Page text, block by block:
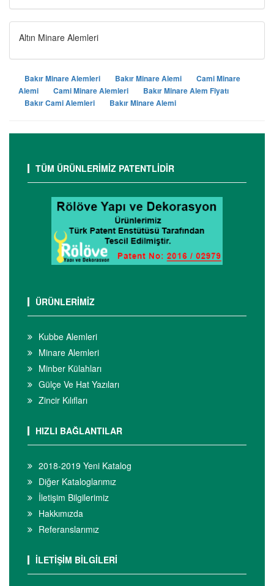
Altın Minare Alemleri
Bakır Minare Alemleri Bakır Minare Alemi
Cami Minare
Alemi
Cami Minare Alemleri
Bakır Minare Alem Fiyatı
Bakır Cami Alemleri
Bakır Minare Alemi
TÜM ÜRÜNLERİMİZ PATENTLİDİR
ÜRÜNLERİMİZ
Kubbe Alemleri
Minare Alemleri
Minber Külahları
Gülçe Ve Hat Yazıları
Zincir Kılıfları
HIZLI BAĞLANTILAR
2018-2019 Yeni Katalog
Diğer Kataloglarımız
İletişim Bilgilerimiz
Hakkımızda
Referanslarımız
İLETİŞİM BİLGİLERİ